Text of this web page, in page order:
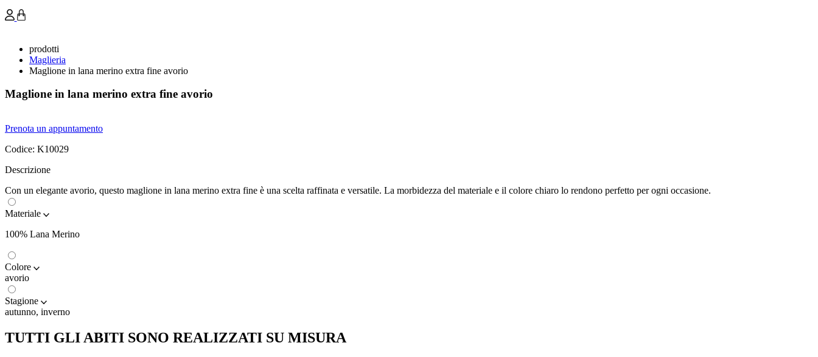
prodotti
Maglieria
Maglione in lana merino extra fine avorio
Maglione in lana merino extra fine avorio
Prenota un appuntamento
Codice: K10029
Descrizione
Con un elegante avorio, questo maglione in lana merino extra fine è una scelta raffinata e versatile. La morbidezza del materiale e il colore chiaro lo rendono perfetto per ogni occasione.
Materiale
100% Lana Merino
Colore
avorio
Stagione
autunno, inverno
TUTTI GLI ABITI SONO REALIZZATI SU MISURA